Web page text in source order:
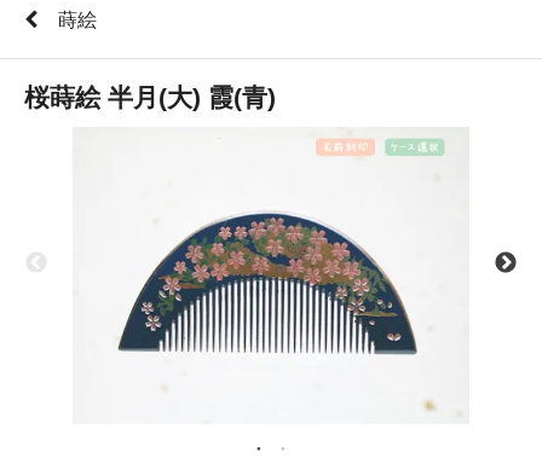
蒔絵
桜蒔絵 半月(大) 霞(青)